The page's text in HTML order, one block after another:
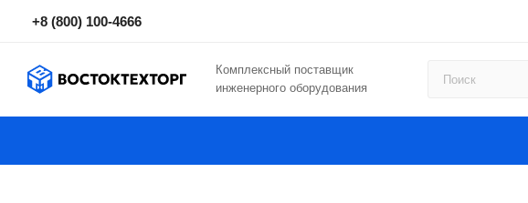
+8 (800) 100-4666
Комплексный поставщик
инженерного оборудования